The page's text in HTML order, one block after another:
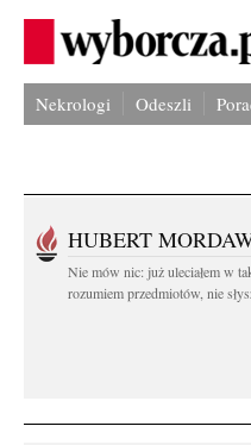
Nekrologi Odeszli
HUBERT
Nie mów nic: już uleciałem w
rozumiem przedmiotów, nie